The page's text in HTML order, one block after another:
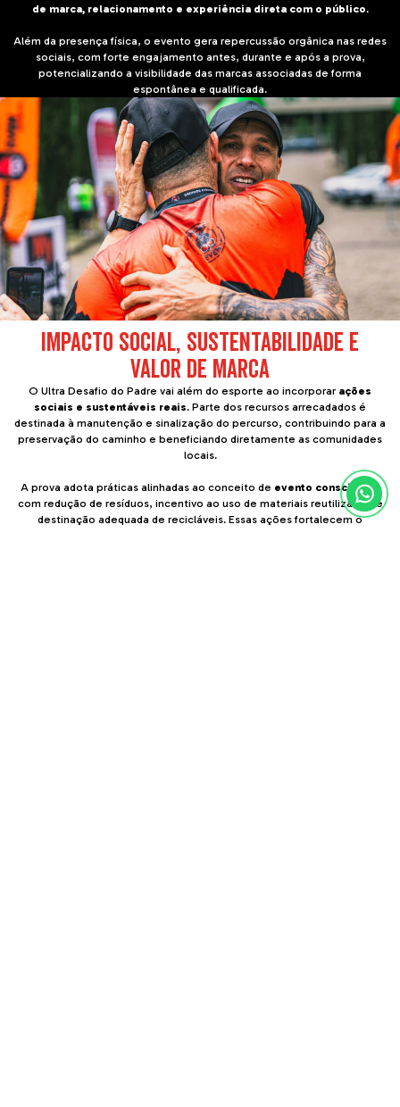
de marca, relacionamento e experiência direta com o público.
Além da presença física, o evento gera repercussão orgânica nas redes
sociais, com forte engajamento antes, durante e após a prova,
potencializando a visibilidade das marcas associadas de forma
espontânea e qualificada.
IMPACTO SOCIAL, SUSTENTABILIDADE E
VALOR DE MARCA
O Ultra Desafio do Padre vai além do esporte ao incorporar ações
sociais e sustentáveis reais. Parte dos recursos arrecadados é
destinada à manutenção e sinalização do percurso, contribuindo para a
preservação do caminho e beneficiando diretamente as comunidades
locais.
A prova adota práticas alinhadas ao conceito de evento consciente ,
com redução de resíduos, incentivo ao uso de materiais reutilizáveis e
destinação adequada de recicláveis. Essas ações fortalecem o